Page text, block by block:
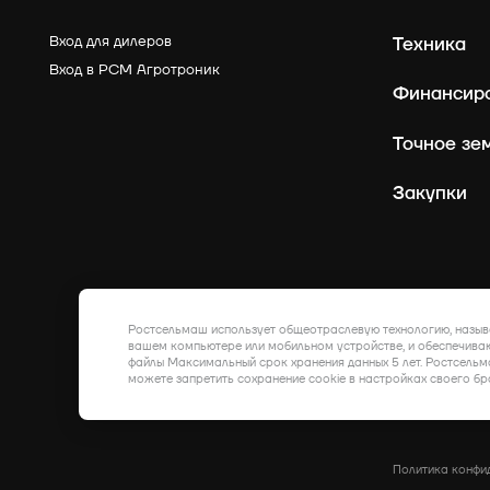
Вход для дилеров
Вход в РСМ Агротроник
Техника
Точное
Закупки
Политика
Ростсельмаш использует общеотраслевую технологию,
вашем компьютере или мобильном устройстве, и
файлы Максимальный срок хранения данных 5 лет.
можете запретить сохранение cookie в настройках своего